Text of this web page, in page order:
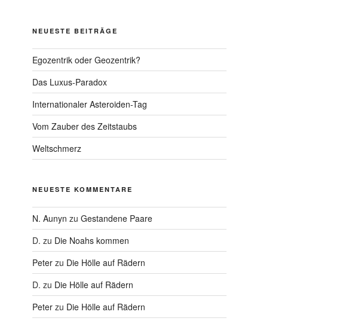
NEUESTE BEITRÄGE
Egozentrik oder Geozentrik?
Das Luxus-Paradox
Internationaler Asteroiden-Tag
Vom Zauber des Zeitstaubs
Weltschmerz
NEUESTE KOMMENTARE
N. Aunyn zu Gestandene Paare
D. zu Die Noahs kommen
Peterzu Die Hölle auf Rädern
D. zu Die Hölle auf Rädern
Peterzu Die Hölle auf Rädern